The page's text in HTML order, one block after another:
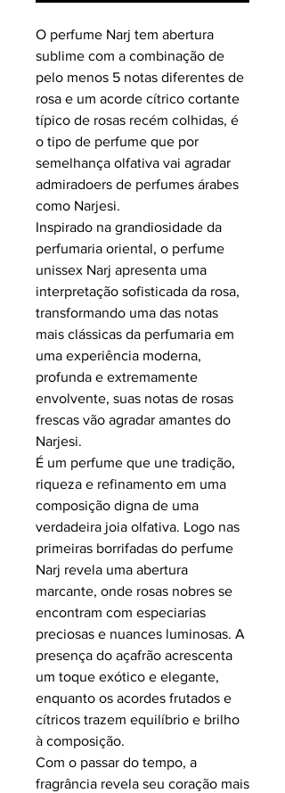
O perfume Narj tem abertura
sublime com a combinação de
pelo menos 5 notas diferentes de
rosa e um acorde cítrico cortante
típico de rosas recém colhidas, é
o tipo de perfume que por
semelhança olfativa vai agradar
admiradoers de perfumes árabes
como Narjesi.
Inspirado na grandiosidade da
perfumaria oriental, o perfume
unissex Narj apresenta uma
interpretação sofisticada da rosa,
transformando uma das notas
mais clássicas da perfumaria em
uma experiência moderna,
profunda e extremamente
envolvente, suas notas de rosas
frescas vão agradar amantes do
Narjesi.
É um perfume que une tradição,
riqueza e refinamento em uma
composição digna de uma
verdadeira joia olfativa. Logo nas
primeiras borrifadas do perfume
Narj revela uma abertura
marcante, onde rosas nobres se
encontram com especiarias
preciosas e nuances luminosas. A
presença do açafrão acrescenta
um toque exótico e elegante,
enquanto os acordes frutados e
cítricos trazem equilíbrio e brilho
à composição.
Com o passar do tempo, a
fragrância revela seu coração mais